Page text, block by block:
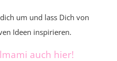
um und lass Dich von
Ideen inspirieren.
auch hier!